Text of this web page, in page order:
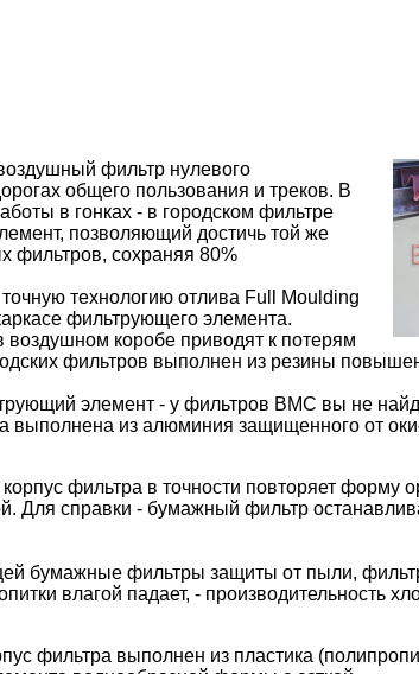
фильтр нулевого
общего пользования и треков. В
в гонках - в городском фильтре
позволяющий достичь той же
фильтров, сохраняя 80%
технологию отлива Full Moulding
фильтрующего элемента.
коробе приводят к потерям
фильтров выполнен из резины
элемент - у фильтров BMC вы не
выполнена из алюминия защищенного от
фильтра в точности повторяет форму
Для справки - бумажный фильтр
бумажные фильтры защиты от пыли,
влагой падает, - производительность
фильтра выполнен из пластика